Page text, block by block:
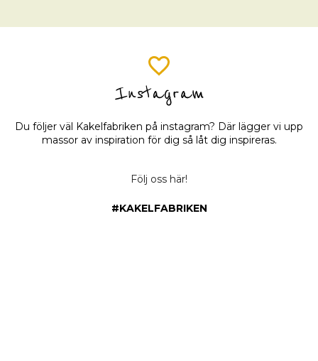
Du följer väl Kakelfabriken på instagram? Där lägger vi upp
massor av inspiration för dig så låt dig inspireras.
Följ oss här!
#KAKELFABRIKEN